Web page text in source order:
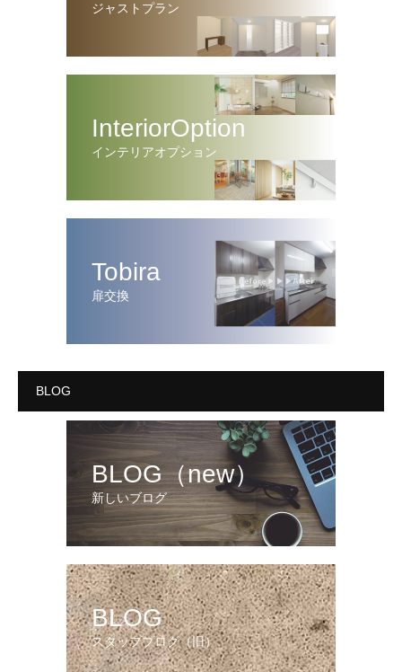
ジャストプラン
InteriorOption
インテリアオプション
Tobira
扉交換
BLOG
BLOG（new）
新しいブログ
BLOG
スタッフブログ（旧）